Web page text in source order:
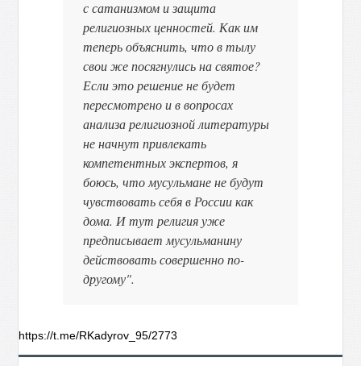
с сатанизмом и защита
религиозных ценностей. Как им
теперь объяснить, что в тылу
свои же посягнулись на святое?
Если это решение не будет
пересмотрено и в вопросах
анализа религиозной литературы
не начнут привлекать
компетентных экспертов, я
боюсь, что мусульмане не будут
чувствовать себя в России как
дома. И тут религия уже
предписывает мусульманину
действовать совершенно по-
другому".
https://t.me/RKadyrov_95/2773